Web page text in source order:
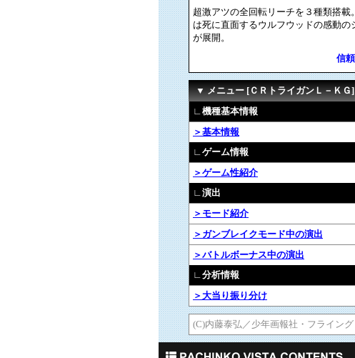
超激アツの全回転リーチを３種類搭載
は死に直面するウルフウッドの感動の
が展開。
信
▼ メニュー [ＣＲトライガンＬ－ＫＧ]
∟機種基本情報
＞基本情報
∟ゲーム情報
＞ゲーム性紹介
∟演出
＞モード紹介
＞ガンブレイクモード中の演出
＞バトルボーナス中の演出
∟分析情報
＞大当り振り分け
(C)内藤泰弘／少年画報社・フライン